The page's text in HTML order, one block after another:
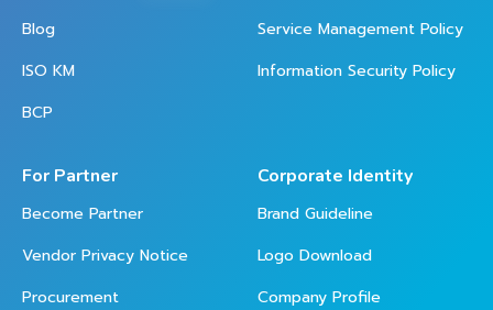
Blog
ISO KM
BCP
Service Management Policy
Information Security Policy
For Partner
Become Partner
Vendor Privacy Notice
Procurement
Corporate Identity
Brand Guideline
Logo Download
Company Profile